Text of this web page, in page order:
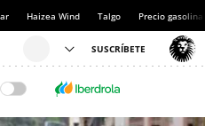
Haizea Wind Talgo Precio gasolina